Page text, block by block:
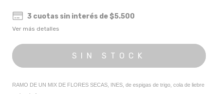
3 cuotas sin interés de $5.500
Ver más detalles
RAMO DE UN MIX DE FLORES SECAS, INES, de espigas de trigo, cola de liebre